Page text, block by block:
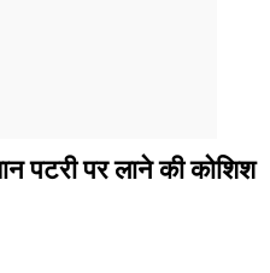
पटरी पर लाने की कोशिश